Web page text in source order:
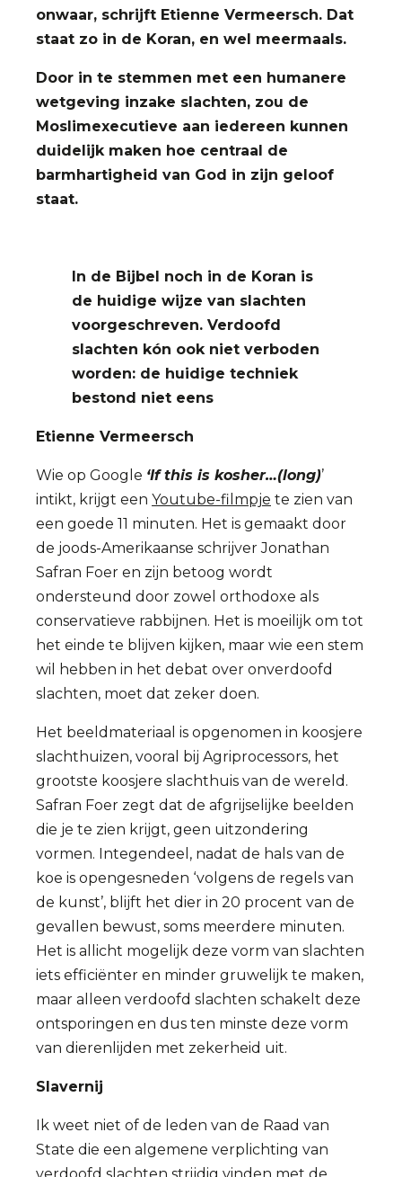
onwaar, schrijft Etienne Vermeersch. Dat
staat zo in de Koran, en wel meermaals.
Door in te stemmen met een humanere
wetgeving inzake slachten, zou de
Moslimexecutieve aan iedereen kunnen
duidelijk maken hoe centraal de
barmhartigheid van God in zijn geloof
staat.
In de Bijbel noch in de Koran is
de huidige wijze van slachten
voorgeschreven. Verdoofd
slachten kón ook niet verboden
worden: de huidige techniek
bestond niet eens
Etienne Vermeersch
Wie op Google ‘If this is kosher…(long)’
intikt, krijgt een Youtube-filmpje te zien van
een goede 11 minuten. Het is gemaakt door
de joods-Amerikaanse schrijver Jonathan
Safran Foer en zijn betoog wordt
ondersteund door zowel orthodoxe als
conservatieve rabbijnen. Het is moeilijk om tot
het einde te blijven kijken, maar wie een stem
wil hebben in het debat over onverdoofd
slachten, moet dat zeker doen.
Het beeldmateriaal is opgenomen in koosjere
slachthuizen, vooral bij Agriprocessors, het
grootste koosjere slachthuis van de wereld.
Safran Foer zegt dat de afgrijselijke beelden
die je te zien krijgt, geen uitzondering
vormen. Integendeel, nadat de hals van de
koe is opengesneden ‘volgens de regels van
de kunst’, blijft het dier in 20 procent van de
gevallen bewust, soms meerdere minuten.
Het is allicht mogelijk deze vorm van slachten
iets efficiënter en minder gruwelijk te maken,
maar alleen verdoofd slachten schakelt deze
ontsporingen en dus ten minste deze vorm
van dierenlijden met zekerheid uit.
Slavernij
Ik weet niet of de leden van de Raad van
State die een algemene verplichting van